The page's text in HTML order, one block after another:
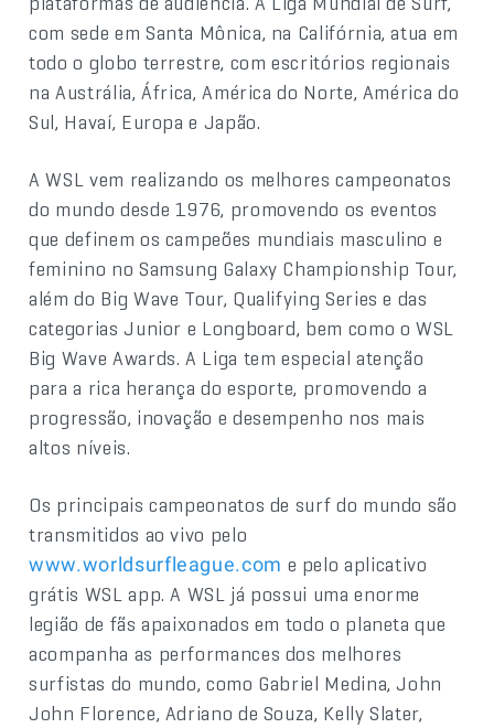
com sede em Santa Mônica, na Califórnia, atua em
todo o globo terrestre, com escritórios regionais
na Austrália, África, América do Norte, América do
Sul, Havaí, Europa e Japão.
A WSL vem realizando os melhores campeonatos
do mundo desde 1976, promovendo os eventos
que definem os campeões mundiais masculino e
feminino no Samsung Galaxy Championship Tour,
além do Big Wave Tour, Qualifying Series e das
categorias Junior e Longboard, bem como o WSL
Big Wave Awards. A Liga tem especial atenção
para a rica herança do esporte, promovendo a
progressão, inovação e desempenho nos mais
altos níveis.
Os principais campeonatos de surf do mundo são
transmitidos ao vivo pelo
www.worldsurfleague.com e pelo aplicativo
grátis WSL app. A WSL já possui uma enorme
legião de fãs apaixonados em todo o planeta que
acompanha as performances dos melhores
surfistas do mundo, como Gabriel Medina, John
John Florence, Adriano de Souza, Kelly Slater,